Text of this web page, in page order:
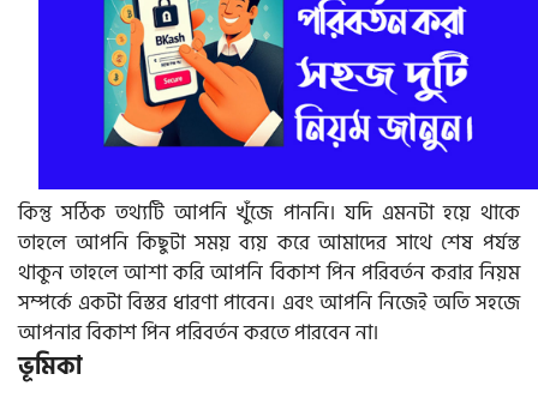
কিন্তু সঠিক তথ্যটি আপনি খুঁজে পাননি। যদি এমনটা হয়ে থাকে
তাহলে আপনি কিছুটা সময় ব্যয় করে আমাদের সাথে শেষ পর্যন্ত
থাকুন তাহলে আশা করি আপনি বিকাশ পিন পরিবর্তন করার নিয়ম
সম্পর্কে একটা বিস্তর ধারণা পাবেন। এবং আপনি নিজেই অতি সহজে
আপনার বিকাশ পিন পরিবর্তন করতে পারবেন না।
ভূমিকা